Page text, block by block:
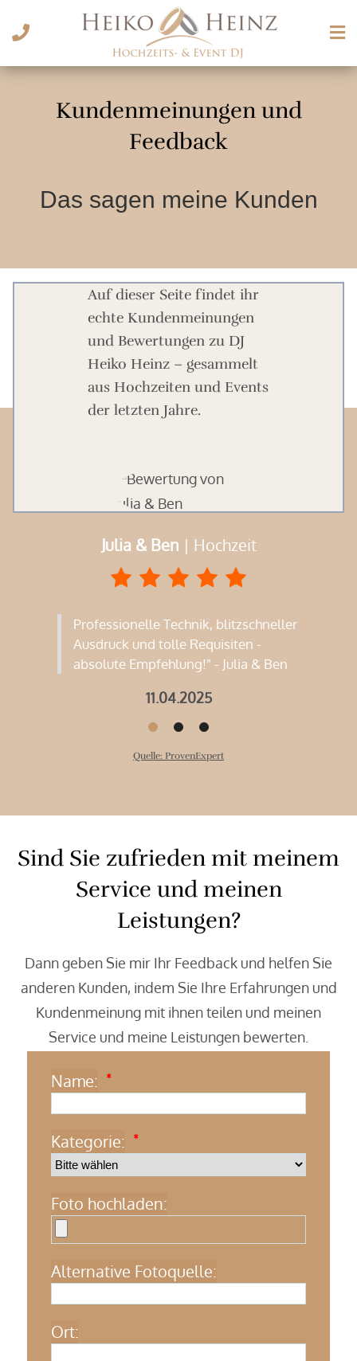
Kundenmeinungen und
Feedback
Das sagen meine Kunden
Auf dieser Seite findet ihr
echte Kundenmeinungen
und Bewertungen zu DJ
Heiko Heinz – gesammelt
aus Hochzeiten und Events
der letzten Jahre.
Julia & Ben | Hochzeit
Professionelle Technik, blitzschneller
Ausdruck und tolle Requisiten -
absolute Empfehlung!" - Julia & Ben
11.04.2025
Quelle: ProvenExpert
Sind Sie zufrieden mit meinem
Service und meinen
Leistungen?
Dann geben Sie mir Ihr Feedback und helfen Sie
anderen Kunden, indem Sie Ihre Erfahrungen und
Kundenmeinung mit ihnen teilen und meinen
Service und meine Leistungen bewerten.
Name: *
Kategorie: *
Foto hochladen:
Alternative Fotoquelle:
Ort: